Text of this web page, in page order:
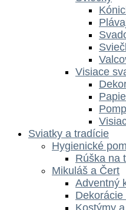
Visiace
Sviatky a tradície
Hygienické
Rúška na
Mikuláš a Čert
Adventný
Kostýmy